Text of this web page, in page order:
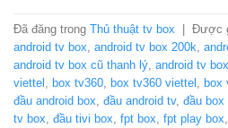
Đã đăng trong Thủ thuật tv box | Được
android tv box android tv box 200k
android tv box cũ thanh lý android tv
viettel box tv360 box tv360 viettel box
đầu android box đầu android tv, đầu box
tv box đầu tivi box fpt box fpt play box